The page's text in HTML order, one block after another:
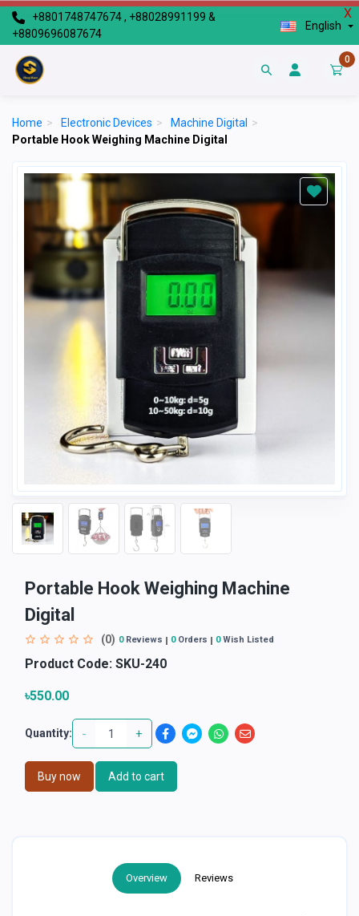
X
+8801748747674 , +88028991199 &
+8809696087674
English
0
Home > Electronic Devices > Machine Digital >
Portable Hook Weighing Machine Digital
Portable Hook Weighing Machine
Digital
(0) 0Reviews 0Orders 0Wish Listed
Product Code: SKU-240
৳550.00
Quantity: - +
Buy now Add to cart
Overview Reviews